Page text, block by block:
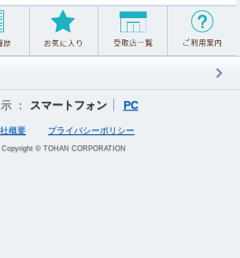
： スマートフォン PC
概要 プライバシーポリシー
Copyright © TOHAN CORPORATION